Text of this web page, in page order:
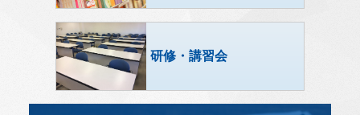
研修・講習会